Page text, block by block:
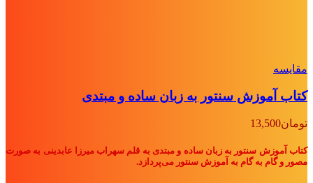
مقايسه
کتاب آموزش سنتور به زبان ساده و مبتدی
تومان13,500
کتاب آموزش سنتور به زبان ساده و مبتدی به قلم سهراب میرزا عابدینی به صورت
مصور و گام‌ به‌ گام به آموزش سنتور می‌پردازد.